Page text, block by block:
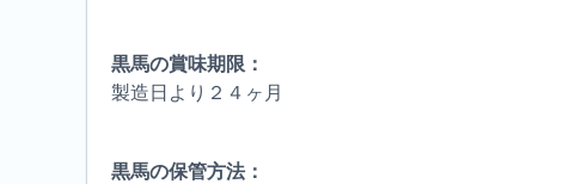
黒馬の賞味期限：
製造日より２４ヶ月
黒馬の保管方法：